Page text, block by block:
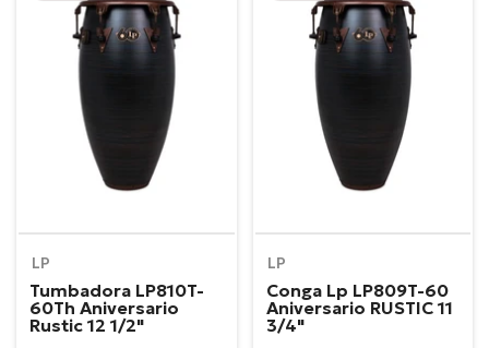
LP
Tumbadora LP810T-
60Th Aniversario
Rustic 12 1/2"
LP
Conga Lp LP809T-60
Aniversario RUSTIC 11
3/4"